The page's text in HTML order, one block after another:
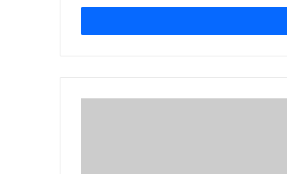
t
r
u